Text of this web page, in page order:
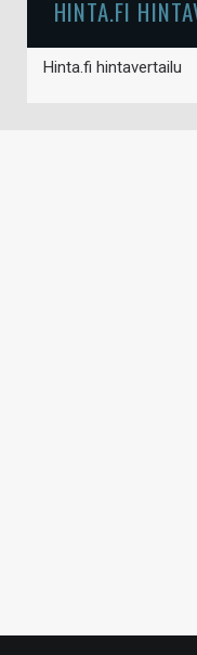
HINTA.FI
Hinta.fi hintavertailu